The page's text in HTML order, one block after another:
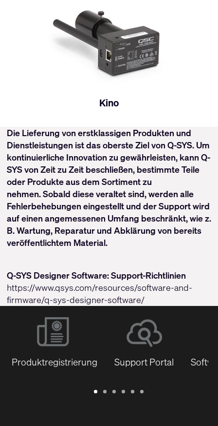
Kino
Die Lieferung von erstklassigen Produkten und
Dienstleistungen ist das oberste Ziel von Q-SYS. Um
kontinuierliche Innovation zu gewährleisten, kann Q-
SYS von Zeit zu Zeit beschließen, bestimmte Teile
oder Produkte aus dem Sortiment zu
nehmen. Sobald diese veraltet sind, werden alle
Fehlerbehebungen eingestellt und der Support wird
auf einen angemessenen Umfang beschränkt, wie z.
B. Wartung, Reparatur und Abklärung von bereits
veröffentlichtem Material.
Q-SYS Designer Software: Support-Richtlinien
https://www.qsys.com/resources/software-and-
firmware/q-sys-designer-software/
Produktregistrierung Support Portal
Garantie
Support
Software
Schulungen
Dokumentenbibliothek
Q-